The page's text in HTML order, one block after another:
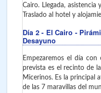
Cairo. Llegada,
Traslado al hotel y
Día 2 - El Cairo -
Desayuno
Empezaremos el día
prevista es el recinto de
Micerinos. Es la principal
de las 7 maravillas del